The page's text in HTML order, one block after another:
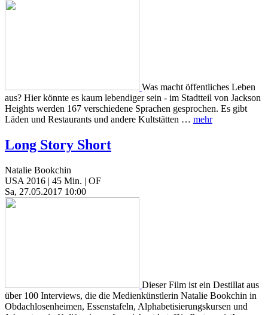
Was macht öffentliches Leben
aus? Hier könnte es kaum lebendiger sein - im Stadtteil von Jackson
Heights werden 167 verschiedene Sprachen gesprochen. Es gibt
Läden und Restaurants und andere Kultstätten … mehr
Long Story Short
Natalie Bookchin
USA 2016 | 45 Min. | OF
Sa, 27.05.2017 10:00
Dieser Film ist ein Destillat aus
über 100 Interviews, die die Medienkünstlerin Natalie Bookchin in
Obdachlosenheimen, Essenstafeln, Alphabetisierungskursen und